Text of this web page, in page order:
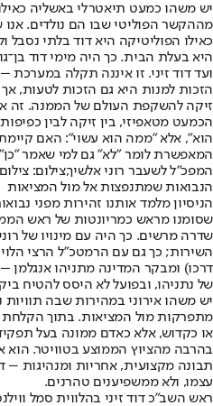
יש משהו כמעט תיאטרלי באשליה כאילו
מההקשר הפוליטי שבו הם נולדים. אנו
כאילו הפוליטיקה היא דוד בלתי
היא בעלת הבית. כך היה מימי דוד
ועד דוד זיני. זו איננה תקלה
הזכות למנות היא גם הזכות לטעות,
זיקה להשקפת העולם של הממנה. זה
הכמעט מטאפיזי, בין זיקה לבין
הוא", אלא "ממה הוא עשוי": האם
המאפשרת לומר "לא" גם למי שאמר "כן"
המפכ"ל לשעבר רוני אלשיך,צילום:
הנבואות שמתנפצות אל מול המציאות
הניסיון מלמד אותנו זהירות מפני
שסומנו מראש כמריונטות של ראש
שדרה מרשים. כך היה עם מינויו של
השירות; כך גם עם הרמטכ"ל הרצי
דרכו) ומבקר המדינה מתניהו אנגלמן
של נתניהו, ובפועל לא היסס להטיח
יש משהו אירוני במהירות שבה תוויות
מתפרקות מול המציאות. בתוך הקלחת
או כקדוש, אלא כאדם ממונה בעל
בהרבה מהציוץ הממוצע בטוויטר. הוא
תבונה מקצועית, אחריות ומנהיגות –
עצמו, ולא ממשפיענים טהרנים.
ראש השב"כ דוד זיני בהלווית סמל